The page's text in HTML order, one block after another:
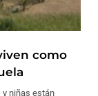
como
y niñas están